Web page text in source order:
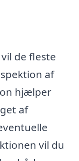
de fleste
af
hjælper
af
vil du